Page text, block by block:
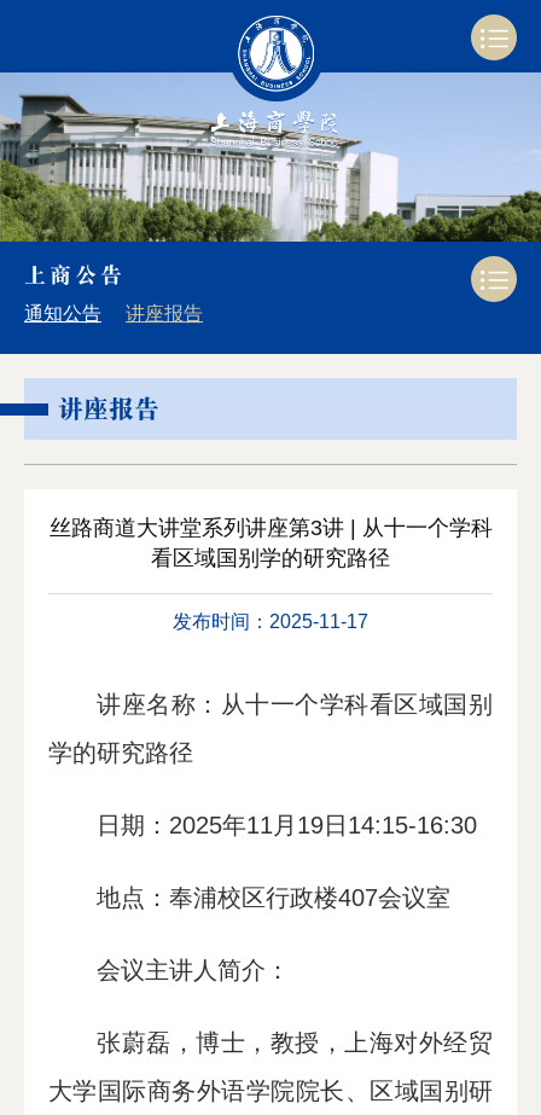
上商公告
通知公告 讲座报告
讲座报告
丝路商道大讲堂系列讲座第3讲 | 从十一个学科
看区域国别学的研究路径
发布时间：2025-11-17
讲座名称：从十一个学科看区域国别
学的研究路径
日期： 2025年11月19日14:15-16:30
地点： 奉浦校区行政楼407会议室
会议主讲人简介：
张蔚磊，博士，教授，上海对外经贸
大学国际商务外语学院院长、区域国别研